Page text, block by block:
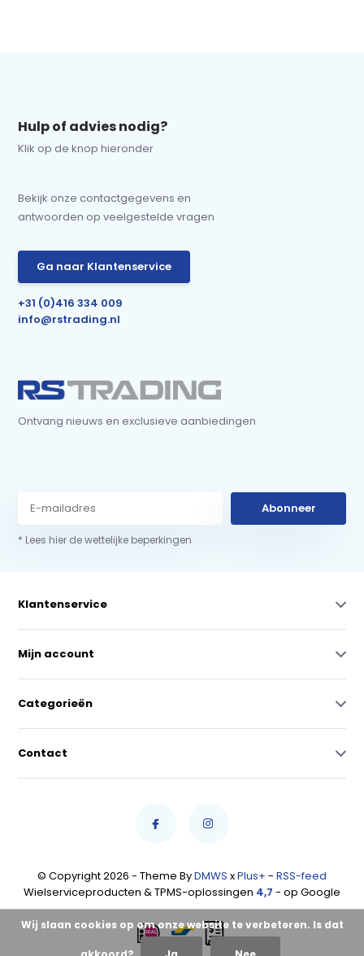
Hulp of advies nodig?
Klik op de knop hieronder
Bekijk onze contactgegevens en
antwoorden op veelgestelde vragen
Ga naar Klantenservice
+31 (0)416 334 009
info@rstrading.nl
Ontvang nieuws en exclusieve aanbiedingen
Abonneer
* Lees hier de wettelijke beperkingen
Klantenservice
Mijn account
Categorieën
Contact
© Copyright 2026 - Theme ByDMWS xPlus+ - RSS-feed
Wielserviceproducten & TPMS-oplossingen 4,7 - op Google
Wij slaan cookies op om onze website te verbeteren. Is dat